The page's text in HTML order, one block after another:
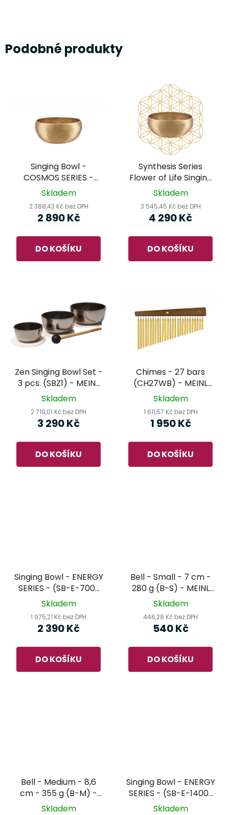
Podobné produkty
Singing Bowl -
COSMOS SERIES -
(SB-C-650) MEINL
tibetská mísa
Skladem
2 388,43 Kč bez DPH
2 890 Kč
DO KOŠÍKU
Synthesis Series
Flower of Life Singing
Bowl - 1000g (SB-S-
Sonic Energy -
tibetská mísa
Skladem
3 545,45 Kč bez DPH
4 290 Kč
DO KOŠÍKU
Zen Singing Bowl Set -
3 pcs. (SBZ1) - MEINL
Sonic Energy -
tibetské mísy set
Skladem
2 719,01 Kč bez DPH
3 290 Kč
DO KOŠÍKU
Chimes - 27 bars
(CH27WB) - MEINL
Sonic Energy -
zvonkohra
Skladem
1 611,57 Kč bez DPH
1 950 Kč
DO KOŠÍKU
Singing Bowl - ENERGY
SERIES - (SB-E-700)
MEINL Sonic Energy -
tibetská mísa
Skladem
1 975,21 Kč bez DPH
2 390 Kč
DO KOŠÍKU
Bell - Small - 7 cm -
280 g (B-S) - MEINL
Sonic Energy -
tibetský zvonek
Skladem
446,28 Kč bez DPH
540 Kč
DO KOŠÍKU
Bell - Medium - 8,6
cm - 355 g (B-M) -
MEINL Sonic Energy -
Skladem
Singing Bowl - ENERGY
SERIES - (SB-E-1400)
MEINL Sonic Energy -
Skladem